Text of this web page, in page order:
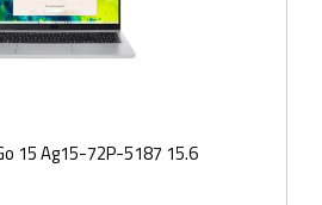
15 Ag15-72P-5187 15.6